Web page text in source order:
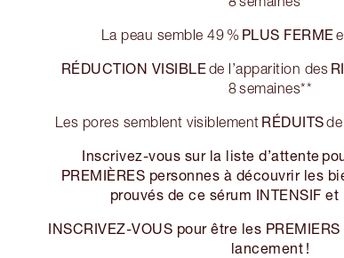
La peau semble 49 % PLUS FERME
RÉDUCTION VISIBLEde l’apparition des
8 semaines**
Les pores semblent visiblement RÉDUITS
Inscrivez-vous sur la liste d’attente
PREMIÈRES personnes à découvrir les
prouvés de ce sérum INTENSIF et
INSCRIVEZ-VOUS pour être les
lancement !